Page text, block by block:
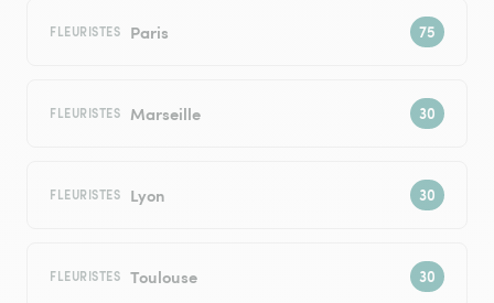
FLEURISTES Paris
FLEURISTES Marseille
FLEURISTES Lyon
FLEURISTES Toulouse